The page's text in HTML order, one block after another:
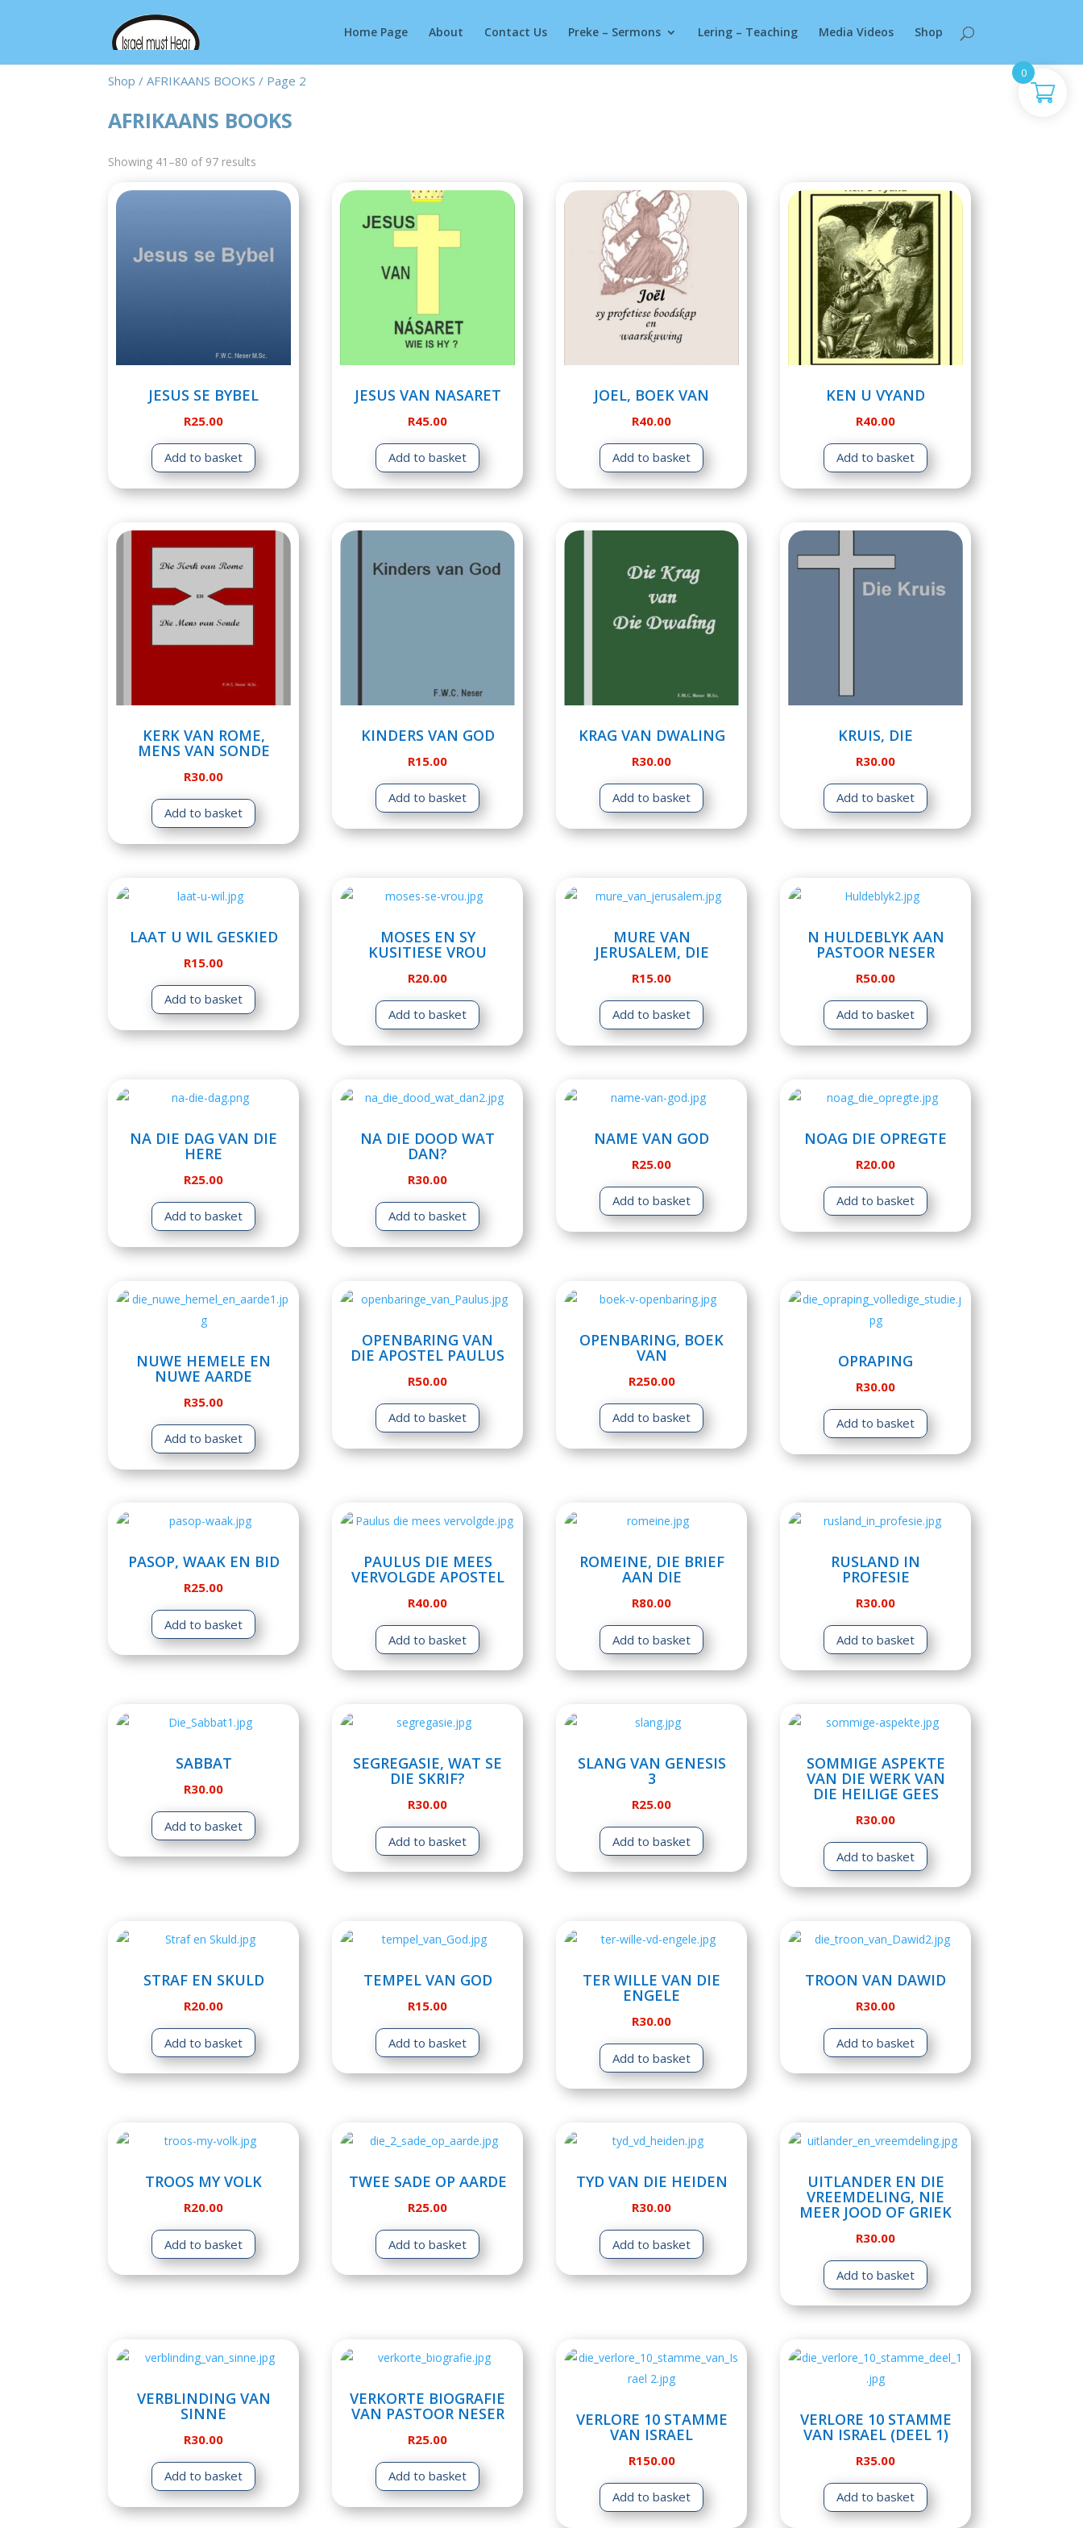
Home Page About Contact Us Preke – Sermons Lering – Teaching Media Videos Shop
Shop /AFRIKAANS BOOKS / Page 2
AFRIKAANS BOOKS
Showing 41–80 of 97 results
JESUS SE BYBEL
R25.00
Add to basket
JESUS VAN NASARET
R45.00
Add to basket
JOEL, BOEK VAN
R40.00
Add to basket
KEN U VYAND
R40.00
Add to basket
KERK VAN ROME,
MENS VAN SONDE
R30.00
Add to basket
KINDERS VAN GOD
R15.00
Add to basket
KRAG VAN DWALING
R30.00
Add to basket
KRUIS, DIE
R30.00
Add to basket
LAAT U WIL GESKIED
R15.00
Add to basket
MOSES EN SY
KUSITIESE VROU
R20.00
Add to basket
MURE VAN
JERUSALEM, DIE
R15.00
Add to basket
N HULDEBLYK AAN
PASTOOR NESER
R50.00
Add to basket
NA DIE DAG VAN DIE
HERE
R25.00
Add to basket
NA DIE DOOD WAT
DAN?
R30.00
Add to basket
NAME VAN GOD
R25.00
Add to basket
NOAG DIE OPREGTE
R20.00
Add to basket
NUWE HEMELE EN
NUWE AARDE
R35.00
Add to basket
OPENBARING VAN
DIE APOSTEL PAULUS
R50.00
Add to basket
OPENBARING, BOEK
VAN
R250.00
Add to basket
OPRAPING
R30.00
Add to basket
PASOP, WAAK EN BID
R25.00
Add to basket
PAULUS DIE MEES
VERVOLGDE APOSTEL
R40.00
Add to basket
ROMEINE, DIE BRIEF
AAN DIE
R80.00
Add to basket
RUSLAND IN
PROFESIE
R30.00
Add to basket
SABBAT
R30.00
Add to basket
SEGREGASIE, WAT SE
DIE SKRIF?
R30.00
Add to basket
SLANG VAN GENESIS
3
R25.00
Add to basket
SOMMIGE ASPEKTE
VAN DIE WERK VAN
DIE HEILIGE GEES
R30.00
Add to basket
STRAF EN SKULD
R20.00
Add to basket
TEMPEL VAN GOD
R15.00
Add to basket
TER WILLE VAN DIE
ENGELE
R30.00
Add to basket
TROON VAN DAWID
R30.00
Add to basket
TROOS MY VOLK
R20.00
Add to basket
TWEE SADE OP AARDE
R25.00
Add to basket
TYD VAN DIE HEIDEN
R30.00
Add to basket
UITLANDER EN DIE
VREEMDELING, NIE
MEER JOOD OF GRIEK
R30.00
Add to basket
VERBLINDING VAN
SINNE
R30.00
Add to basket
VERKORTE BIOGRAFIE
VAN PASTOOR NESER
R25.00
Add to basket
VERLORE 10 STAMME
VAN ISRAEL
R150.00
Add to basket
VERLORE 10 STAMME
VAN ISRAEL (DEEL 1)
R35.00
Add to basket
0